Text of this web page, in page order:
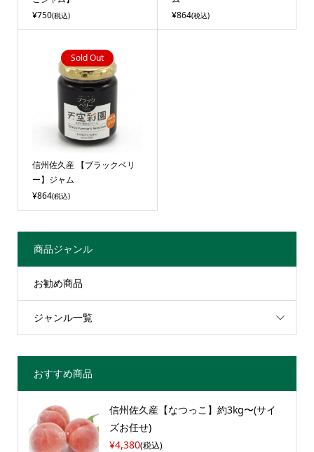
¥750(税込)
¥864(税込)
Sold Out
信州佐久産 【ブラックベリ
ー】ジャム
¥864(税込)
商品ジャンル
お勧め商品
ジャンル一覧
おすすめ商品
信州佐久産【なつっこ】約3kg〜(サイ
ズお任せ)
¥4,380(税込)